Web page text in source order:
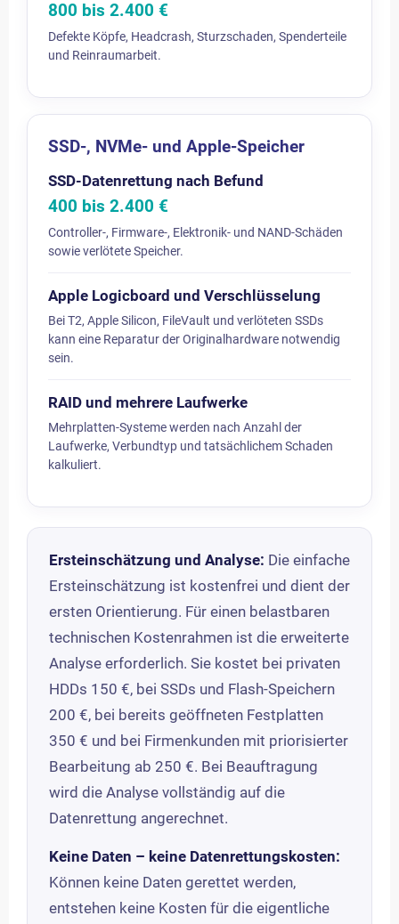
800 bis 2.400 €
Defekte Köpfe, Headcrash, Sturzschaden, Spenderteile
und Reinraumarbeit.
SSD-, NVMe- und Apple-Speicher
SSD-Datenrettung nach Befund
400 bis 2.400 €
Controller-, Firmware-, Elektronik- und NAND-Schäden
sowie verlötete Speicher.
Apple Logicboard und Verschlüsselung
Bei T2, Apple Silicon, FileVault und verlöteten SSDs
kann eine Reparatur der Originalhardware notwendig
sein.
RAID und mehrere Laufwerke
Mehrplatten-Systeme werden nach Anzahl der
Laufwerke, Verbundtyp und tatsächlichem Schaden
kalkuliert.
Ersteinschätzung und Analyse: Die einfache
Ersteinschätzung ist kostenfrei und dient der
ersten Orientierung. Für einen belastbaren
technischen Kostenrahmen ist die erweiterte
Analyse erforderlich. Sie kostet bei privaten
HDDs 150 €, bei SSDs und Flash-Speichern
200 €, bei bereits geöffneten Festplatten
350 € und bei Firmenkunden mit priorisierter
Bearbeitung ab 250 €. Bei Beauftragung
wird die Analyse vollständig auf die
Datenrettung angerechnet.
Keine Daten – keine Datenrettungskosten:
Können keine Daten gerettet werden,
entstehen keine Kosten für die eigentliche